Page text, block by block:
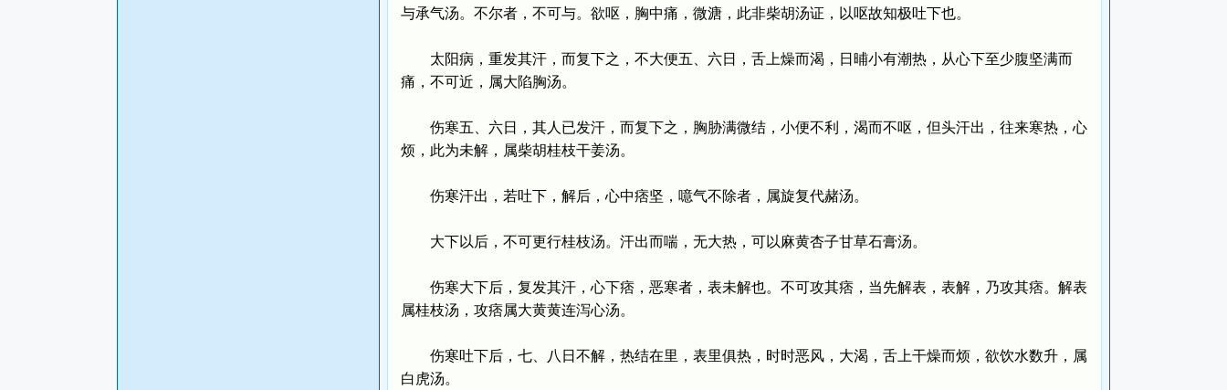
与承气汤。不尔者，不可与。欲呕，胸中痛，微溏，此非柴胡汤证，以呕故知极吐下也。
太阳病，重发其汗，而复下之，不大便五、六日，舌上燥而渴，日晡小有潮热，从心下至少腹坚满而
痛，不可近，属大陷胸汤。
伤寒五、六日，其人已发汗，而复下之，胸胁满微结，小便不利，渴而不呕，但头汗出，往来寒热，心
烦，此为未解，属柴胡桂枝干姜汤。
伤寒汗出，若吐下，解后，心中痞坚，噫气不除者，属旋复代赭汤。
大下以后，不可更行桂枝汤。汗出而喘，无大热，可以麻黄杏子甘草石膏汤。
伤寒大下后，复发其汗，心下痞，恶寒者，表未解也。不可攻其痞，当先解表，表解，乃攻其痞。解表
属桂枝汤，攻痞属大黄黄连泻心汤。
伤寒吐下后，七、八日不解，热结在里，表里俱热，时时恶风，大渴，舌上干燥而烦，欲饮水数升，属
白虎汤。